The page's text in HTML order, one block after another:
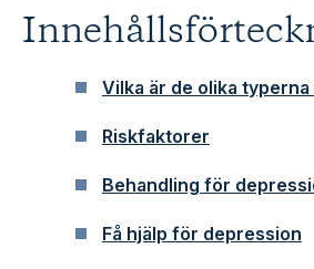
Vilka är de olika
Riskfaktorer
Behandling för
Få hjälp för depression